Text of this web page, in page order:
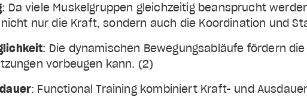
: Da viele Muskelgruppen gleichzeitig beansprucht
nur die Kraft, sondern auch die Koordination und
: Die dynamischen Bewegungsabläufe fördern
vorbeugen kann. (2)
: Functional Training kombiniert Kraft- und